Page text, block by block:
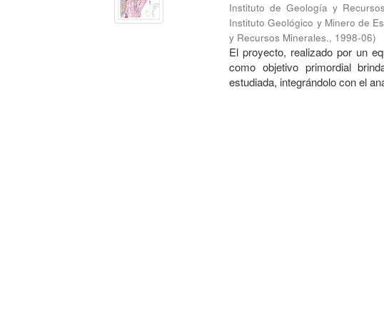
Instituto de Geología y
Instituto Geológico y Minero de
y Recursos Minerales., 1998-06)
El proyecto, realizado por un
como objetivo primordial
estudiada, integrándolo con el